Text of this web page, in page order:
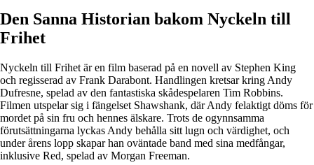
Den Sanna Historian bakom Nyckeln till
Frihet
Nyckeln till Frihet är en film baserad på en novell av Stephen King
och regisserad av Frank Darabont. Handlingen kretsar kring Andy
Dufresne, spelad av den fantastiska skådespelaren Tim Robbins.
Filmen utspelar sig i fängelset Shawshank, där Andy felaktigt döms för
mordet på sin fru och hennes älskare. Trots de ogynnsamma
förutsättningarna lyckas Andy behålla sitt lugn och värdighet, och
under årens lopp skapar han oväntade band med sina medfångar,
inklusive Red, spelad av Morgan Freeman.